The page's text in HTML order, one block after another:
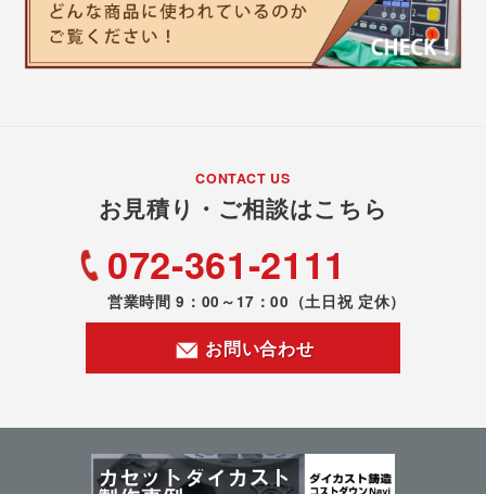
CONTACT US
お見積り・ご相談はこちら
072-361-2111
営業時間 9：00～17：00 （土日祝 定休）
お問い合わせ